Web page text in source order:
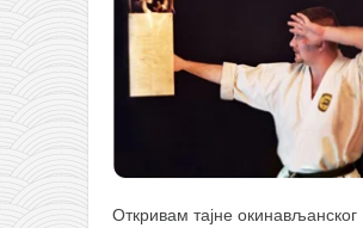
Откривам тајне окинављанског